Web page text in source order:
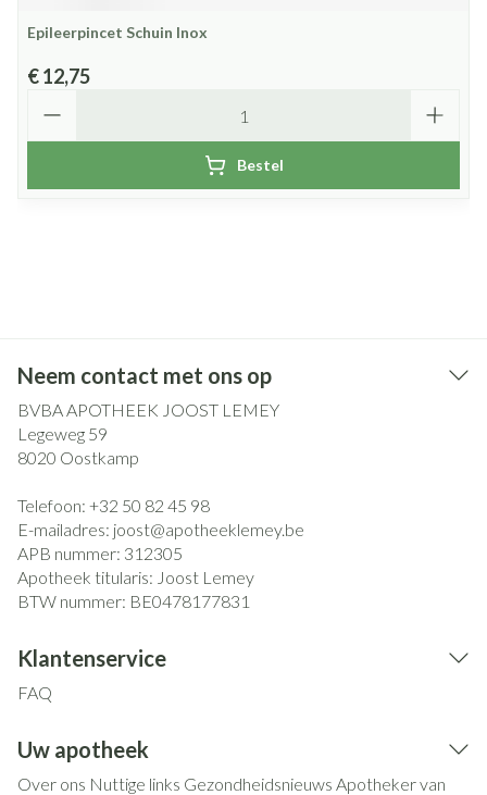
Epileerpincet Schuin Inox
€ 12,75
Bestel
Neem contact met ons op
BVBA APOTHEEK JOOST LEMEY
Legeweg 59
8020 Oostkamp
Telefoon: +32 50 82 45 98
E-mailadres: joost@apotheeklemey.be
APB nummer: 312305
Apotheek titularis: Joost Lemey
BTW nummer: BE0478177831
Klantenservice
FAQ
Uw apotheek
Over ons Nuttige links Gezondheidsnieuws Apotheker van